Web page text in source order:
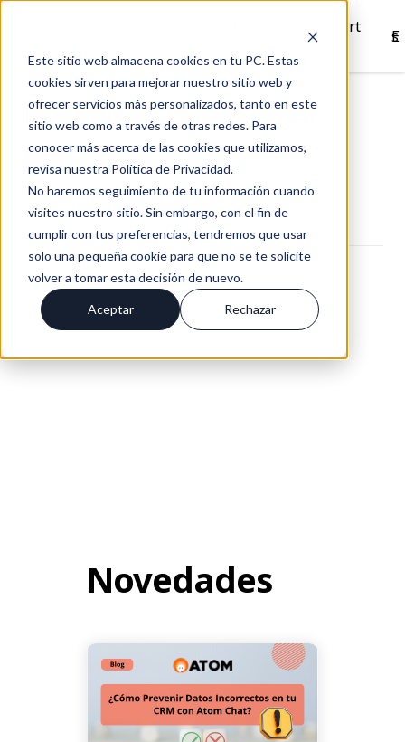
Este sitio web almacena cookies en tu PC. Estas
cookies sirven para mejorar nuestro sitio web y
ofrecer servicios más personalizados, tanto en este
sitio web como a través de otras redes. Para
conocer más acerca de las cookies que utilizamos,
revisa nuestra Política de Privacidad.
No haremos seguimiento de tu información cuando
visites nuestro sitio. Sin embargo, con el fin de
cumplir con tus preferencias, tendremos que usar
solo una pequeña cookie para que no se te solicite
volver a tomar esta decisión de nuevo.
Aceptar Rechazar
Soport
e
Es
Progresus Blog | HubSpot (4)
BLOG PROGRESUS / PÁGINA 4
SUSCRÍBIRME
Novedades